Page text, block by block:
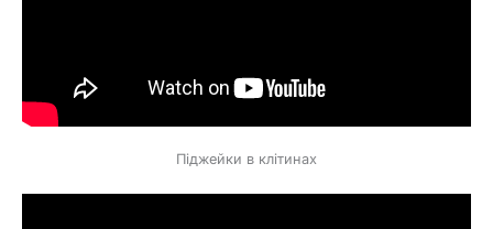
Піджейки в клітинах